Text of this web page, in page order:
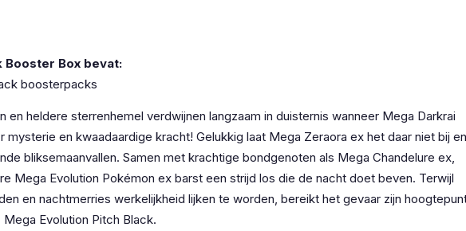
Booster Box bevat:
boosterpacks
en heldere sterrenhemel verdwijnen langzaam in duisternis wanneer Mega Darkrai
mysterie en kwaadaardige kracht! Gelukkig laat Mega Zeraora ex het daar niet bij en
bliksemaanvallen. Samen met krachtige bondgenoten als Mega Chandelure ex,
Mega Evolution Pokémon ex barst een strijd los die de nacht doet beven. Terwijl
en nachtmerries werkelijkheid lijken te worden, bereikt het gevaar zijn
Evolution Pitch Black.